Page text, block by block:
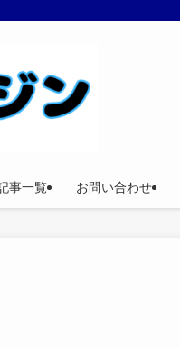
事一覧 お問い合わせ